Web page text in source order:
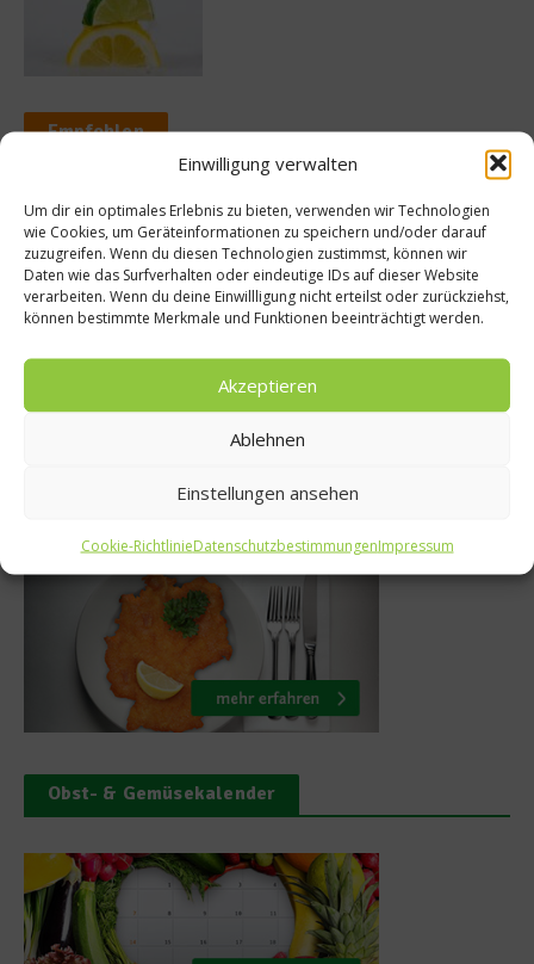
Einwilligung verwalten
Um dir ein optimales Erlebnis zu bieten, verwenden wir Technologien
wie Cookies, um Geräteinformationen zu speichern und/oder darauf
zuzugreifen. Wenn du diesen Technologien zustimmst, können wir
Daten wie das Surfverhalten oder eindeutige IDs auf dieser Website
verarbeiten. Wenn du deine Einwillligung nicht erteilst oder zurückziehst,
können bestimmte Merkmale und Funktionen beeinträchtigt werden.
Akzeptieren
Ablehnen
Einstellungen ansehen
Cookie-RichtlinieDatenschutzbestimmungenImpressum
Empfohlen
tollem
Küchentipps
Wie viel ist eine
4. Oktober 2013
Was isst Deutschland
Obst- & Gemüsekalender